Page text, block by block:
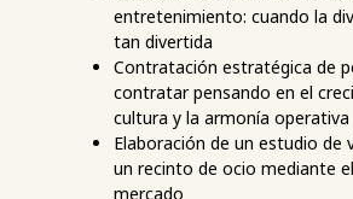
entretenimiento: cuando la
tan divertida
Contratación estratégica de
contratar pensando en el
cultura y la armonía operativa
Elaboración de un estudio de
un recinto de ocio mediante
mercado